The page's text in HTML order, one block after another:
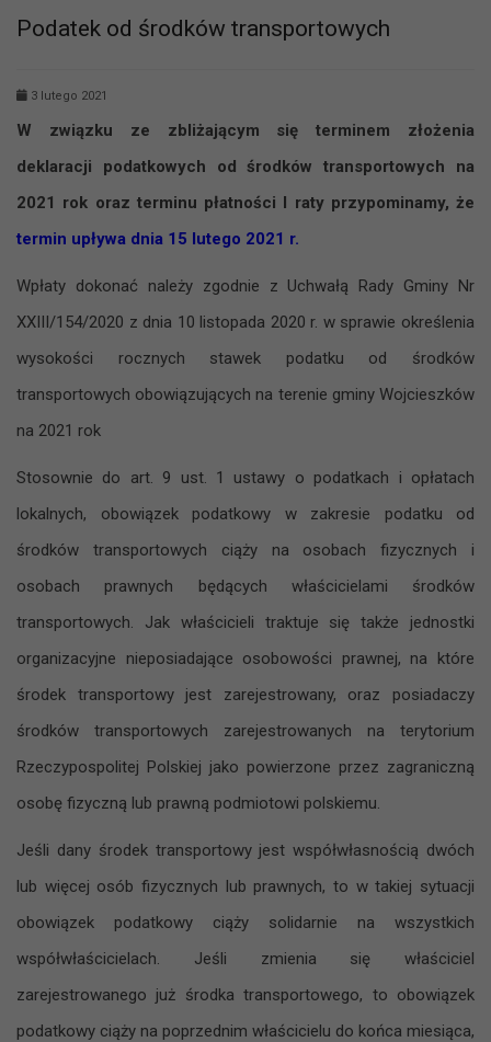
Podatek od środków transportowych
3 lutego 2021
W związku ze zbliżającym się terminem złożenia
deklaracji podatkowych od środków transportowych na
2021 rok oraz terminu płatności I raty przypominamy, że
termin upływa dnia 15 lutego 2021 r.
Wpłaty dokonać należy zgodnie z Uchwałą Rady Gminy Nr
XXIII/154/2020 z dnia 10 listopada 2020 r. w sprawie określenia
wysokości rocznych stawek podatku od środków
transportowych obowiązujących na terenie gminy Wojcieszków
na 2021 rok
Stosownie do art. 9 ust. 1 ustawy o podatkach i opłatach
lokalnych, obowiązek podatkowy w zakresie podatku od
środków transportowych ciąży na osobach fizycznych i
osobach prawnych będących właścicielami środków
transportowych. Jak właścicieli traktuje się także jednostki
organizacyjne nieposiadające osobowości prawnej, na które
środek transportowy jest zarejestrowany, oraz posiadaczy
środków transportowych zarejestrowanych na terytorium
Rzeczypospolitej Polskiej jako powierzone przez zagraniczną
osobę fizyczną lub prawną podmiotowi polskiemu.
Jeśli dany środek transportowy jest współwłasnością dwóch
lub więcej osób fizycznych lub prawnych, to w takiej sytuacji
obowiązek podatkowy ciąży solidarnie na wszystkich
współwłaścicielach. Jeśli zmienia się właściciel
zarejestrowanego już środka transportowego, to obowiązek
podatkowy ciąży na poprzednim właścicielu do końca miesiąca,